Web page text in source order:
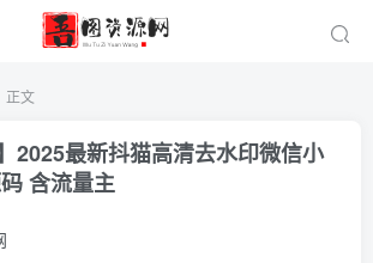
正文
2025最新抖猫高清去水印微信小
含流量主